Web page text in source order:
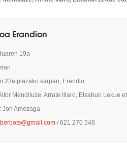
Erandion
19a
23a plazako karpan, Erandio
Mendiluze, Arrate Illaro, Etxahun Lekue
Jon Amezaga
berbots@gmail.com / 621 270 546